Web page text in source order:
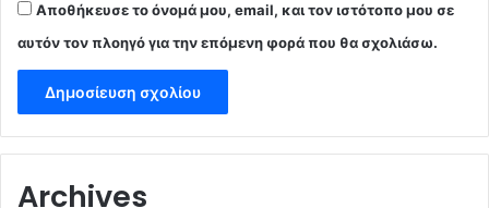
Αποθήκευσε το όνομά μου, email, και τον ιστότοπο μου σε
αυτόν τον πλοηγό για την επόμενη φορά που θα σχολιάσω.
Archives